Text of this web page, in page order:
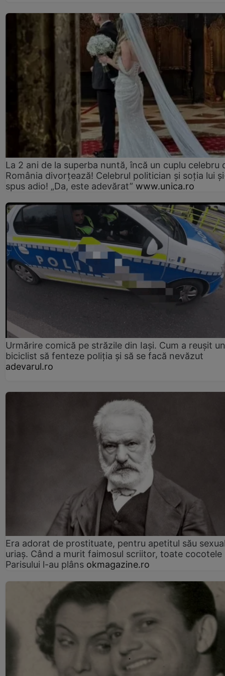
La 2 ani de la superba nuntă, încă un cuplu celebru
România divorțează! Celebrul politician și soția lui
spus adio! „Da, este adevărat” www.unica.ro
Urmărire comică pe străzile din Iași. Cum a reușit un
biciclist să fenteze poliția și să se facă nevăzut
adevarul.ro
Era adorat de prostituate, pentru apetitul său
uriaș. Când a murit faimosul scriitor, toate cocotele
Parisului l-au plâns okmagazine.ro